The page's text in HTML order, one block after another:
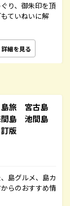
り、御朱印を頂
ていねいに解
詳細を見る
旅 宮古島
島 池間島
版
島グルメ、島カ
らのおすすめ情